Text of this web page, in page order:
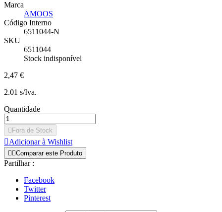
Marca
AMOOS
Código Interno
6511044-N
SKU
6511044
Stock indisponível
2,47 €
2.01 s/Iva.
Quantidade
 Fora de Stock
Adicionar à Wishlist
 Comparar este Produto
Partilhar :
Facebook
Twitter
Pinterest